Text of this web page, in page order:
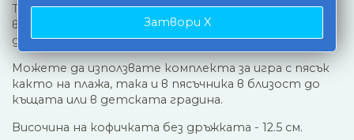
Затвори X
Този комплект радва летните дни на децата, а
възрастните могат да се насладят на
дългоочакваното спокойствие.
Можете да използвате комплекта за игра с пясък
както на плажа, така и в пясъчника в близост до
къщата или в детската градина.
Височина на кофичката без дръжката - 12.5 см.